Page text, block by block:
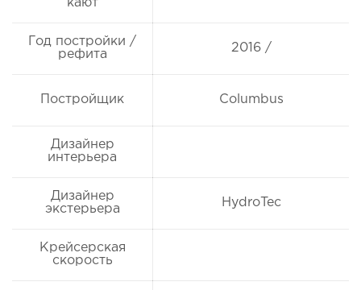
кают
Год постройки /
рефита
2016 /
Постройщик Columbus
Дизайнер
интерьера
Дизайнер
экстерьера
HydroTec
Крейсерская
скорость